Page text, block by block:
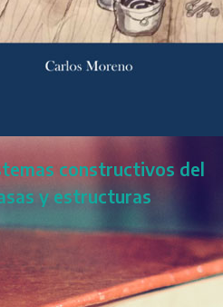
constructivos del
y estructuras